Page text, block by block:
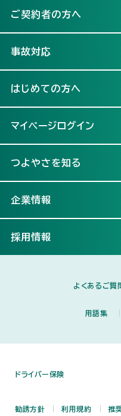
ご契約者の方へ
事故対応
はじめての方へ
マイページログイン
つよやさを知る
企業情報
採用情報
よくあるご質
用語集
ドライバー保険
勧誘方針 利用規約 推